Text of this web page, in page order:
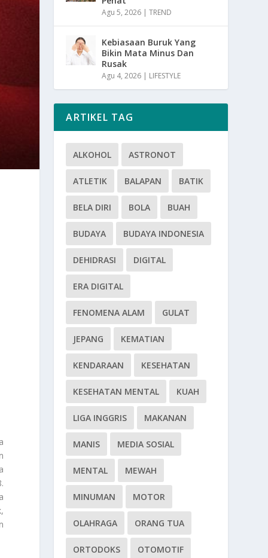
Agu 5, 2026 |TREND
Kebiasaan Buruk Yang
Bikin Mata Minus Dan
Rusak
Agu 4, 2026 | LIFESTYLE
ARTIKEL TAG
ALKOHOL ASTRONOT
ATLETIK BALAPAN BATIK
BELA DIRI BOLA BUAH
BUDAYA BUDAYA INDONESIA
DEHIDRASI DIGITAL
ERA DIGITAL
FENOMENA ALAM GULAT
JEPANG KEMATIAN
KENDARAAN KESEHATAN
KESEHATAN MENTAL KUAH
LIGA INGGRIS MAKANAN
MANIS MEDIA SOSIAL
MENTAL MEWAH
MINUMAN MOTOR
OLAHRAGA ORANG TUA
ORTODOKS OTOMOTIF